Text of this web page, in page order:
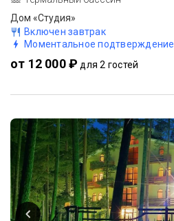
Дом «Студия»
Включен завтрак
Моментальное подтверждение
от 12 000 ₽ для 2 гостей